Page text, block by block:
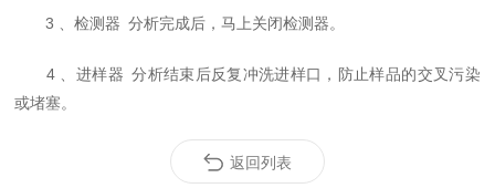
3 、检测器 分析完成后，马上关闭检测器。
4 、进样器 分析结束后反复冲洗进样口，防止样品的交叉污染
或堵塞。
返回列表